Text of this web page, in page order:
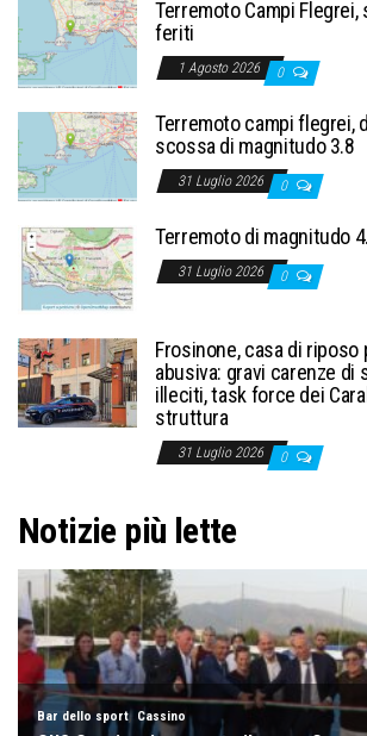
Terremoto Campi Flegrei,
feriti
1 Agosto 2026 0
Terremoto campi flegrei,
scossa di magnitudo 3.8
31 Luglio 2026 0
Terremoto di magnitudo
31 Luglio 2026 0
Frosinone, casa di riposo
abusiva: gravi carenze di
illeciti, task force dei
struttura
31 Luglio 2026 0
Notizie più lette